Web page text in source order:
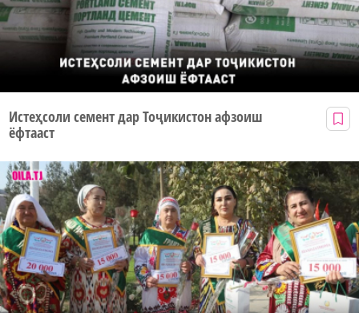
Истеҳсоли семент дар Тоҷикистон афзоиш
ёфтааст